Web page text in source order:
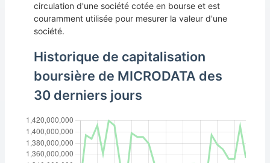
circulation d'une société cotée en bourse et est
couramment utilisée pour mesurer la valeur d'une
société.
Historique de capitalisation
boursière de MICRODATA des
30 derniers jours